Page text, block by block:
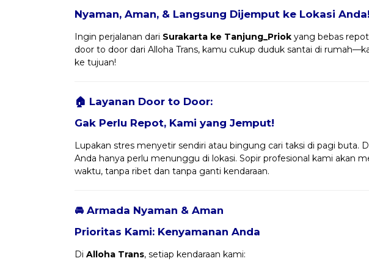
Nyaman, Aman, & Langsung Dijemput ke Lokasi Anda!
Ingin perjalanan dari Surakarta ke Tanjung_Priok yang bebas
door to door dari Alloha Trans, kamu cukup duduk santai di
ke tujuan!
🏠 Layanan Door to Door:
Gak Perlu Repot, Kami yang Jemput!
Lupakan stres menyetir sendiri atau bingung cari taksi di pagi buta.
Anda hanya perlu menunggu di lokasi. Sopir profesional kami akan
waktu, tanpa ribet dan tanpa ganti kendaraan.
🚘 Armada Nyaman & Aman
Prioritas Kami: Kenyamanan Anda
Di Alloha Trans, setiap kendaraan kami: